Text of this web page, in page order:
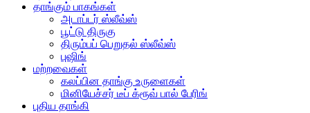
தாங்கும் பாகங்கள்
அடாப்டர் ஸ்லீவ்ஸ்
பூட்டு திருகு
திரும்பப் பெறுதல் ஸ்லீவ்ஸ்
புஷிங்
மற்றவைகள்
கலப்பின தாங்கு உருளைகள்
மினியேச்சர் டீப் க்ரூவ் பால் பேரிங்
புதிய தாங்கி